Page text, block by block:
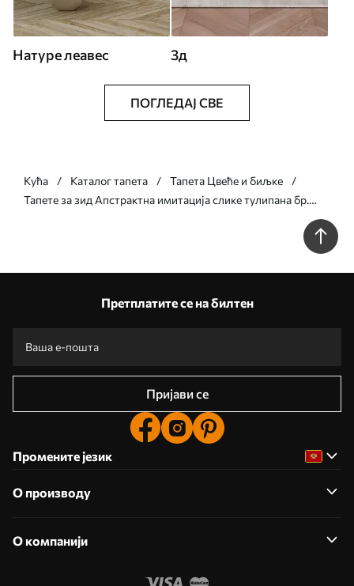
Натуре леавес 3д
ПОГЛЕДАЈ СВЕ
Кућа Каталог тапета
Тапета Цвеће и биљке
Тапете за зид Апстрактна имитација слике тулипана бр.
Претплатите се на билтен
Пријави се
Промените језик
О производу
О компанији